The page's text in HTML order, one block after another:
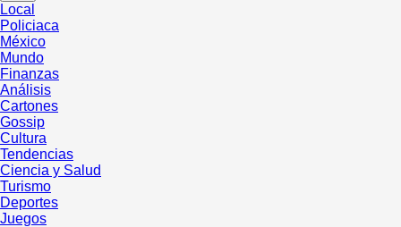
Local
Policiaca
México
Mundo
Finanzas
Análisis
Cartones
Gossip
Cultura
Tendencias
Ciencia y Salud
Turismo
Deportes
Juegos